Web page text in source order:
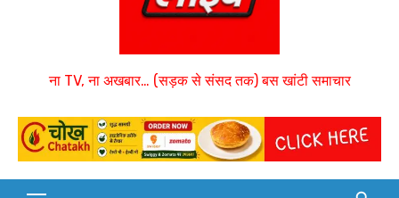
ना TV, ना अखबार… (सड़क से संसद तक) बस खांटी समाचार